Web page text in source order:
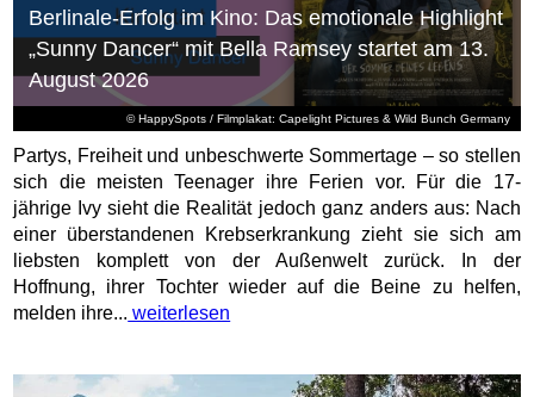
© HappySpots / Filmplakat: Capelight Pictures & Wild Bunch Germany
Berlinale-Erfolg im Kino: Das emotionale Highlight
„Sunny Dancer“ mit Bella Ramsey startet am 13.
August 2026
Partys, Freiheit und unbeschwerte Sommertage – so stellen
sich die meisten Teenager ihre Ferien vor. Für die 17-
jährige Ivy sieht die Realität jedoch ganz anders aus: Nach
einer überstandenen Krebserkrankung zieht sie sich am
liebsten komplett von der Außenwelt zurück. In der
Hoffnung, ihrer Tochter wieder auf die Beine zu helfen,
melden ihre... weiterlesen